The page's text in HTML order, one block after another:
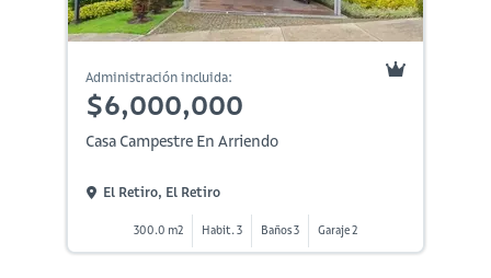
Administración incluida:
$6,000,000
Casa Campestre En Arriendo
El Retiro, El Retiro
300.0 m2 Habit. 3 Baños 3 Garaje 2